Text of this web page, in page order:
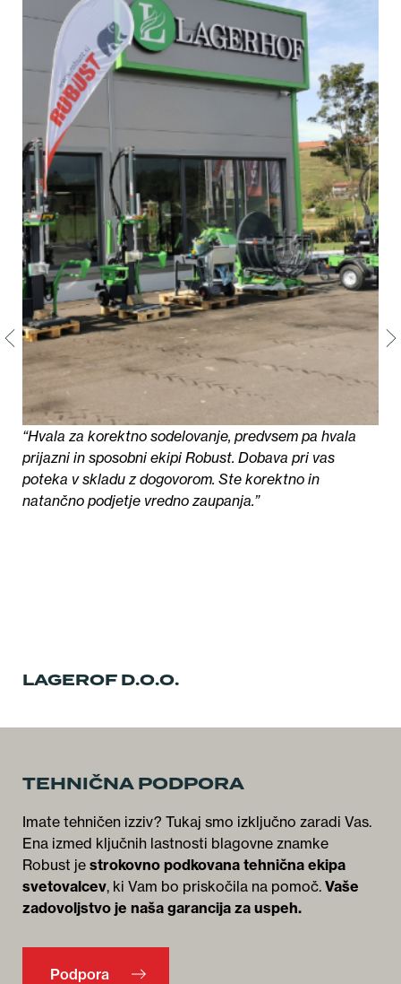
“Hvala za korektno sodelovanje, predvsem pa hvala
prijazni in sposobni ekipi Robust. Dobava pri vas
poteka v skladu z dogovorom. Ste korektno in
natančno podjetje vredno zaupanja.”
LAGEROF D.O.O.
TEHNIČNA PODPORA
Imate tehničen izziv? Tukaj smo izključno zaradi Vas.
Ena izmed ključnih lastnosti blagovne znamke
Robust je strokovno podkovana tehnična ekipa
svetovalcev, ki Vam bo priskočila na pomoč. Vaše
zadovoljstvo je naša garancija za uspeh.
Podpora